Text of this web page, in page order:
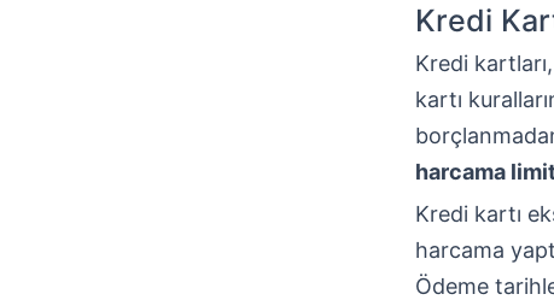
Kredi
Kredi
kartı
harcama
Kredi kartı
harcama
Ödeme